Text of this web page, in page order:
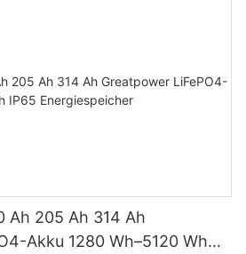
Ah 205 Ah 314 Ah
Akku 1280 Wh–5120 Wh